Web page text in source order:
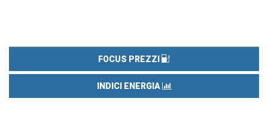
FOCUS PREZZI
INDICI ENERGIA